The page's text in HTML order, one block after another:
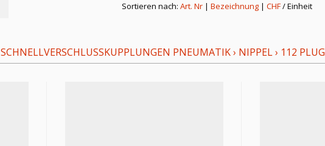
Sortieren nach: Art. Nr | Bezeichnung | CHF/ Einheit
SCHNELLVERSCHLUSSKUPPLUNGEN PNEUMATIK› NIPPEL› 112 PLUG